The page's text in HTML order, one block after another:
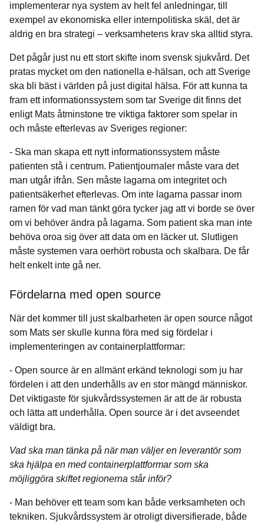
implementerar nya system av helt fel anledningar, till
exempel av ekonomiska eller internpolitiska skäl, det är
aldrig en bra strategi – verksamhetens krav ska alltid styra.
Det pågår just nu ett stort skifte inom svensk sjukvård. Det
pratas mycket om den nationella e-hälsan, och att Sverige
ska bli bäst i världen på just digital hälsa. För att kunna ta
fram ett informationssystem som tar Sverige dit finns det
enligt Mats åtminstone tre viktiga faktorer som spelar in
och måste efterlevas av Sveriges regioner:
- Ska man skapa ett nytt informationssystem måste
patienten stå i centrum. Patientjournaler måste vara det
man utgår ifrån. Sen måste lagarna om integritet och
patientsäkerhet efterlevas. Om inte lagarna passar inom
ramen för vad man tänkt göra tycker jag att vi borde se över
om vi behöver ändra på lagarna. Som patient ska man inte
behöva oroa sig över att data om en läcker ut. Slutligen
måste systemen vara oerhört robusta och skalbara. De får
helt enkelt inte gå ner.
Fördelarna med open source
När det kommer till just skalbarheten är open source något
som Mats ser skulle kunna föra med sig fördelar i
implementeringen av containerplattformar:
- Open source är en allmänt erkänd teknologi som ju har
fördelen i att den underhålls av en stor mängd människor.
Det viktigaste för sjukvårdssystemen är att de är robusta
och lätta att underhålla. Open source är i det avseendet
väldigt bra.
Vad ska man tänka på när man väljer en leverantör som
ska hjälpa en med containerplattformar som ska
möjliggöra skiftet regionerna står inför?
- Man behöver ett team som kan både verksamheten och
tekniken. Sjukvårdssystem är otroligt diversifierade, både